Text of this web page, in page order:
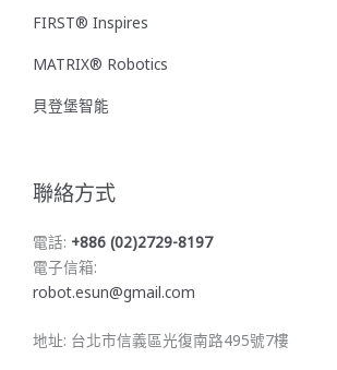
FIRST® Inspires
MATRIX® Robotics
貝登堡智能
聯絡方式
電話: +886 (02)2729-8197
電子信箱:
robot.esun@gmail.com
地址: 台北市信義區光復南路495號7樓